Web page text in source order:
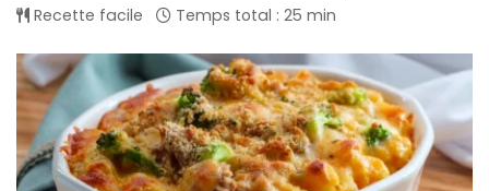
Recette facile Temps total : 25 min